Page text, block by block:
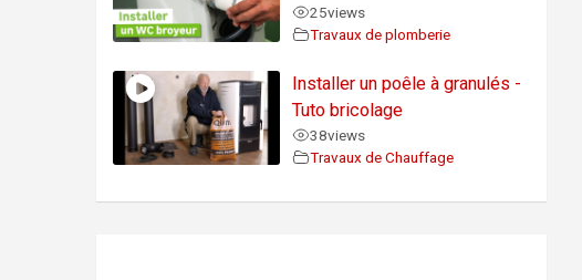
25views
Travaux de plomberie
Installer un poêle à granulés -
Tuto bricolage
38views
Travaux de Chauffage